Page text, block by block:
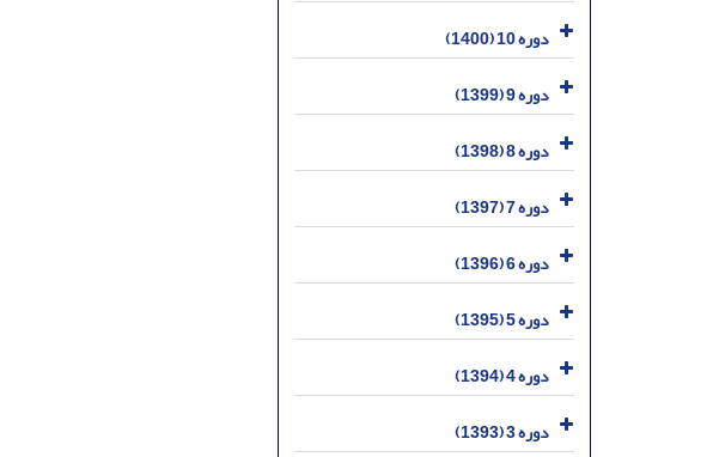
دوره 10 (1400)
دوره 9 (1399)
دوره 8 (1398)
دوره 7 (1397)
دوره 6 (1396)
دوره 5 (1395)
دوره 4 (1394)
دوره 3 (1393)